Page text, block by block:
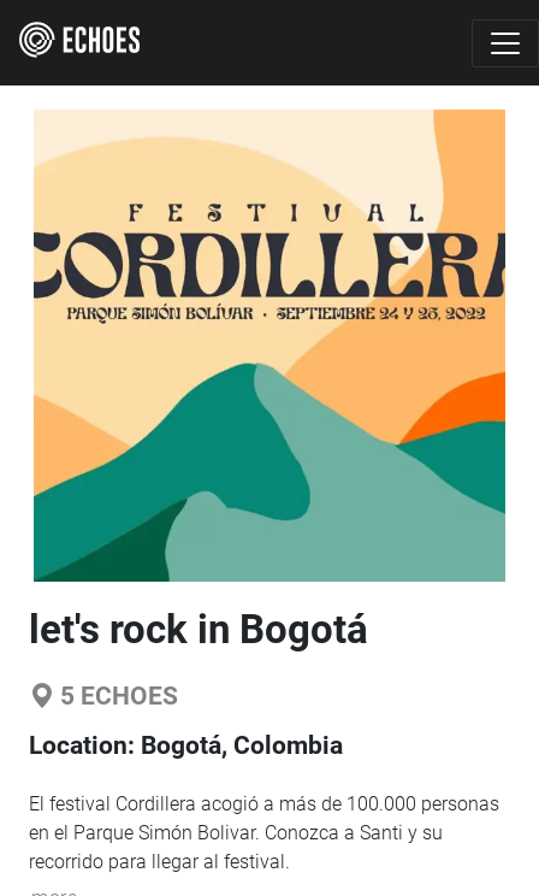
let's rock in Bogotá
5 ECHOES
Location: Bogotá, Colombia
El festival Cordillera acogió a más de 100.000 personas
en el Parque Simón Bolivar. Conozca a Santi y su
recorrido para llegar al festival.